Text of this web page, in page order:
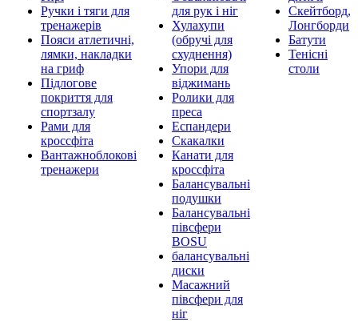
Ручки і тяги для
тренажерів
Пояси атлетичні,
лямки, накладки
на гриф
Підлогове
покриття для
спортзалу
Рами для
кроссфіта
Вантажноблокові
тренажери
для рук і ніг
Хулахупи
(обручі для
схуднення)
Упори для
віджимань
Ролики для
преса
Еспандери
Скакалки
Канати для
кроссфіта
Балансувальні
подушки
Балансувальні
півсфери
BOSU
балансувальні
диски
Масажний
півсфери для
ніг
Скейтборд,
Лонгборди
Батути
Тенісні
столи